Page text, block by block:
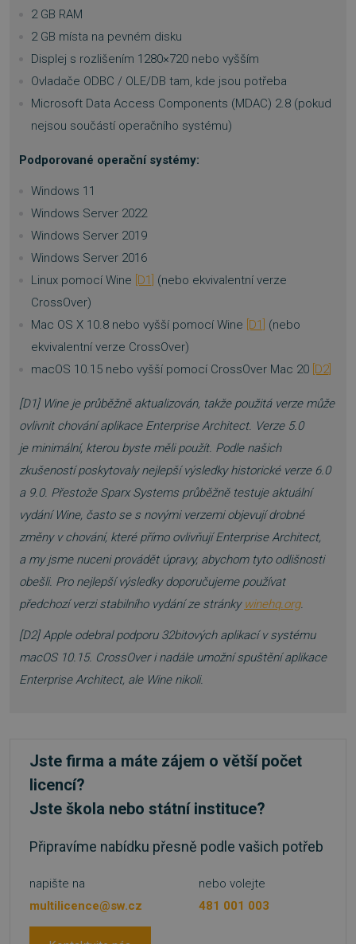
2 GB RAM
2 GB místa na pevném disku
Displej s rozlišením 1280×720 nebo vyšším
Ovladače ODBC / OLE/DB tam, kde jsou potřeba
Microsoft Data Access Components (MDAC) 2.8 (pokud
nejsou součástí operačního systému)
Podporované operační systémy:
Windows 11
Windows Server 2022
Windows Server 2019
Windows Server 2016
Linux pomocí Wine [D1]
(nebo ekvivalentní verze
CrossOver)
Mac OS X 10.8 nebo vyšší pomocí Wine [D1]
(nebo
ekvivalentní verze CrossOver)
macOS 10.15 nebo vyšší pomocí CrossOver Mac 20 [D2]
[D1] Wine je průběžně aktualizován, takže použitá verze může
ovlivnit chování aplikace Enterprise Architect. Verze 5.0
je minimální, kterou byste měli použít. Podle našich
zkušeností poskytovaly nejlepší výsledky historické verze 6.0
a 9.0. Přestože Sparx Systems průběžně testuje aktuální
vydání Wine, často se s novými verzemi objevují drobné
změny v chování, které přímo ovlivňují Enterprise Architect,
a my jsme nuceni provádět úpravy, abychom tyto odlišnosti
obešli. Pro nejlepší výsledky doporučujeme používat
předchozí verzi stabilního vydání ze stránky winehq.org.
[D2] Apple odebral podporu 32bitových aplikací v systému
macOS 10.15. CrossOver i nadále umožní spuštění aplikace
Enterprise Architect, ale Wine nikoli.
Jste firma a máte zájem o větší počet
licencí?
Jste škola nebo státní instituce?
Připravíme nabídku přesně podle vašich potřeb
napište na
multilicence@sw.cz
nebo volejte
481 001 003
Výkonové soubory
Funkční soubory
Nezařazené soubory
Nezbytně nutné soubory cookie umožňují
základní funkce webových stránek, jako je
přihlášení uživatele a správa účtu. Webové
stránky nelze bez nezbytně nutných souborů
cookie správně používat.
Název
_GRECAPTCHA
Cloudflare Inc.
.discordapp.net
__cf_bm
Cloudflare Inc.
.heureka.cz
29 minut
55 sekund
basket .www.sw.cz
2 týdny 6
PHPSESSID
PHP.net